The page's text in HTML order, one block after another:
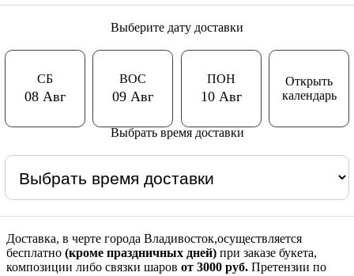
Выберите дату доставки
СБ
08 Авг
ВОС
09 Авг
ПОН
10 Авг
Открыть
календарь
Выбрать время доставки
Доставка, в черте города Владивосток,осуществляется
бесплатно (кроме праздничных дней) при заказе букета,
композиции либо связки шаров от 3000 руб. Претензии по